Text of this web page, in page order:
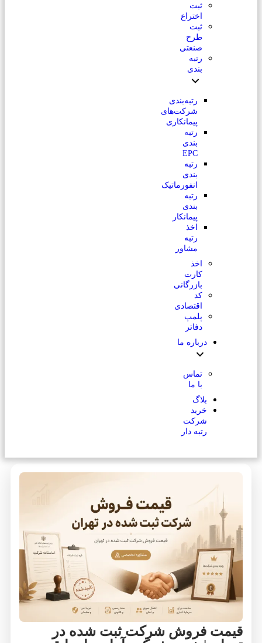
ثبت
اختراع
ثبت
طرح
صنعتی
رتبه
بندی
رتبه‌بندی
شرکت‌های
پیمانکاری
رتبه
بندی
EPC
رتبه
بندی
انفورماتیک
رتبه
بندی
پیمانکار
اخذ
رتبه
مشاور
اخذ
کارت
بازرگانی
کد
اقتصادی
پلمپ
دفاتر
درباره ما
تماس
با ما
بلاگ
خرید
شرکت
رتبه دار
قیمت فروش شرکت ثبت شده در